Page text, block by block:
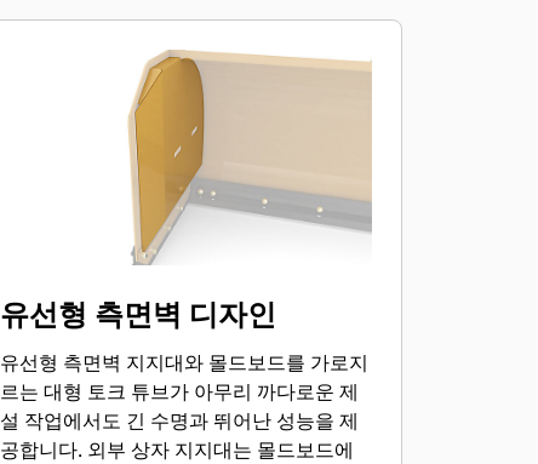
유선형 측면벽 디자인
유선형 측면벽 지지대와 몰드보드를 가로지
르는 대형 토크 튜브가 아무리 까다로운 제
설 작업에서도 긴 수명과 뛰어난 성능을 제
공합니다. 외부 상자 지지대는 몰드보드에